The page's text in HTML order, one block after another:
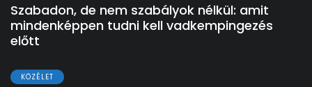
Szabadon, de nem szabályok nélkül: amit
mindenképpen tudni kell vadkempingezés
előtt
KÖZÉLET